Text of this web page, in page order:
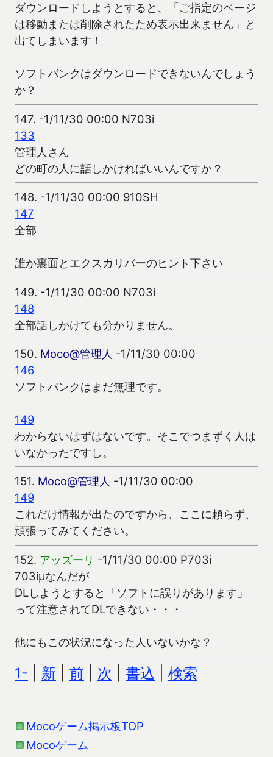
ダウンロードしようとすると、「ご指定のページ
は移動または削除されたため表示出来ません」と
出てしまいます！
ソフトバンクはダウンロードできないんでしょう
か？
147. -1/11/30 00:00 N703i
133
管理人さん
どの町の人に話しかければいいんですか？
148. -1/11/30 00:00 910SH
147
全部
誰か裏面とエクスカリバーのヒント下さい
149. -1/11/30 00:00 N703i
148
全部話しかけても分かりません。
150. Moco@管理人 -1/11/30 00:00
146
ソフトバンクはまだ無理です。
149
わからないはずはないです。そこでつまずく人は
いなかったですし。
151. Moco@管理人 -1/11/30 00:00
149
これだけ情報が出たのですから、ここに頼らず、
頑張ってみてください。
152. アッズーリ -1/11/30 00:00 P703i
703iμなんだが
DLしようとすると「ソフトに誤りがあります」
って注意されてDLできない・・・
他にもこの状況になった人いないかな？
1- 新 前 次 書込 検索
Mocoゲーム掲示板TOP
Mocoゲーム